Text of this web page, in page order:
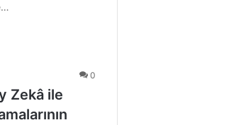
0
Zekâ ile